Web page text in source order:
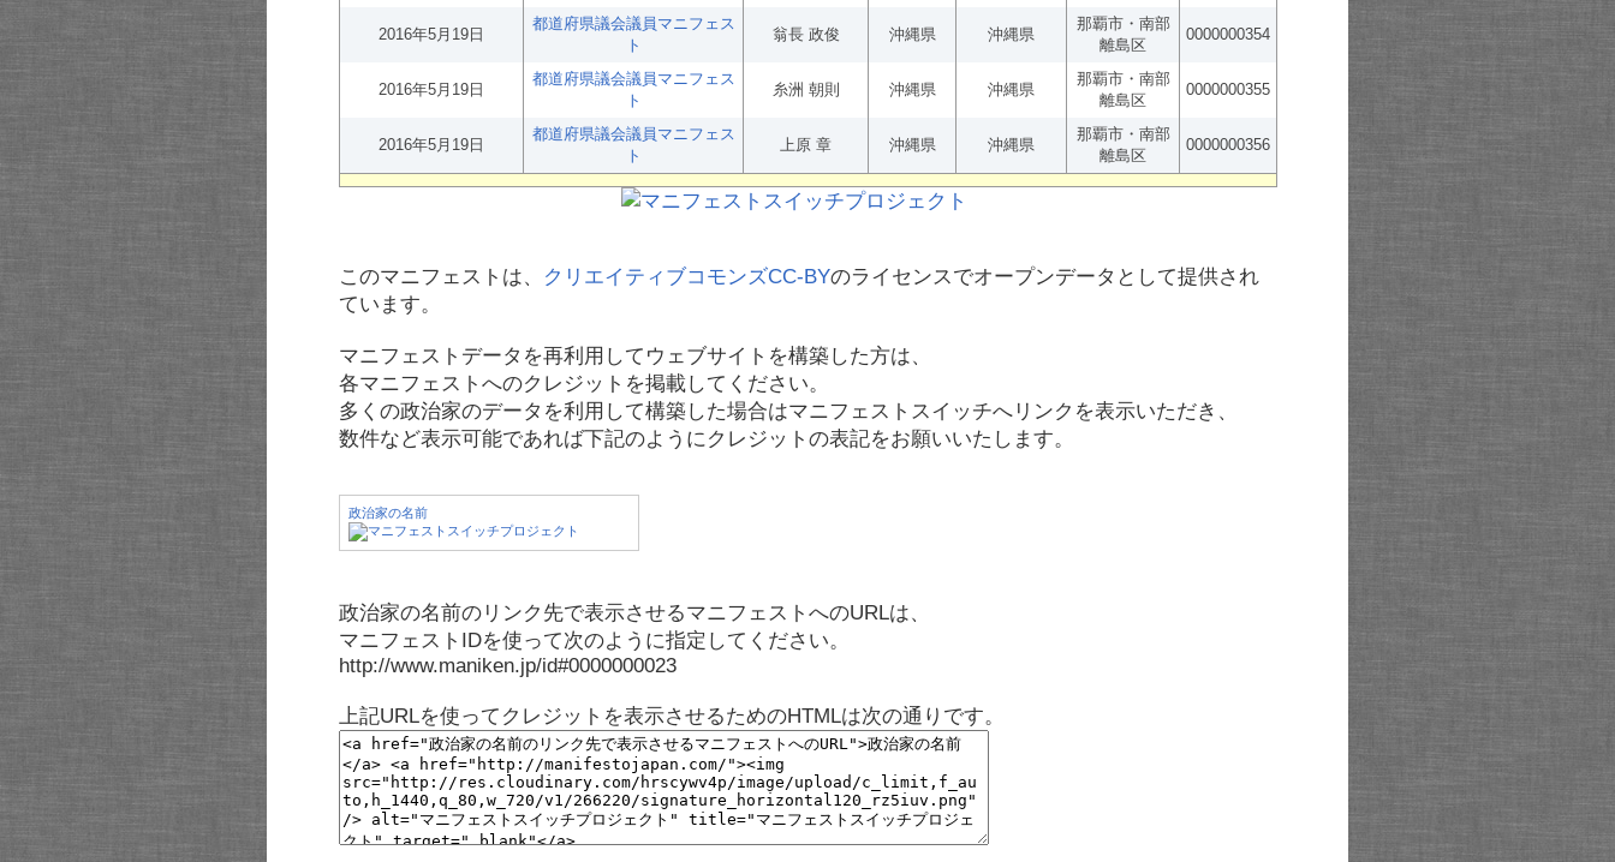
2016年5月19日
都道府県議会議員マニフェス
ト
翁長 政俊 沖縄県 沖縄県
那覇市・南部
離島区
0000000354
2016年5月19日
都道府県議会議員マニフェス
ト
糸洲 朝則 沖縄県 沖縄県
那覇市・南部
離島区
0000000355
2016年5月19日
都道府県議会議員マニフェス
ト
上原 章 沖縄県 沖縄県
那覇市・南部
離島区
0000000356
このマニフェストは、 クリエイティブコモンズCC-BYのライセンスでオープンデータとして提供され
ています。
マニフェストデータを再利用してウェブサイトを構築した方は、
各マニフェストへのクレジットを掲載してください。
多くの政治家のデータを利用して構築した場合はマニフェストスイッチへリンクを表示いただき、
数件など表示可能であれば下記のようにクレジットの表記をお願いいたします。
政治家の名前
政治家の名前のリンク先で表示させるマニフェストへのURLは、
マニフェストIDを使って次のように指定してください。
http://www.maniken.jp/id#0000000023
上記URLを使ってクレジットを表示させるためのHTMLは次の通りです。